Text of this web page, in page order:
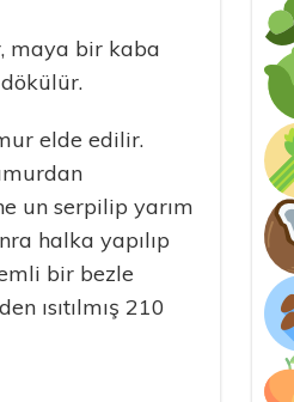
maya bir kaba
elde edilir.
un serpilip yarım
halka yapılıp
bir bezle
ısıtılmış 210